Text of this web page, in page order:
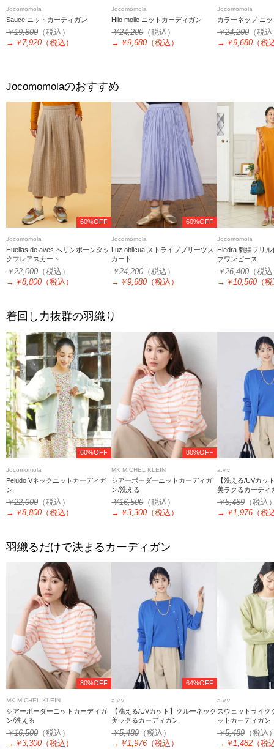
Jocomomola
Sauce ニットカーディガン
￥19,800 （税込）
→ ￥7,920 （税込）
Jocomomola
Hilo molle ニットカーディガン
￥24,200（税込）
→ ￥9,680 （税込）
Jocomomola
カラーネップ ニ
￥24,200（税
→ ￥9,680（税
Jocomomolaのおすすめ
60%OFF
Jocomomola
Huellas de aves へリンボーンタッ
クフレアスカート
￥22,000 （税込）
→ ￥8,800 （税込）
60%OFF
Jocomomola
Luz oblicua ストライププリーツス
カート
￥24,200（税込）
→ ￥9,680 （税込）
Jocomomola
Hiedra 刺繍フリ
ブワンピース
￥26,400（税
→ ￥10,560（
着回し力抜群の羽織り
60%OFF
Jocomomola
Peludo Vネックニットカーディガ
ン
￥22,000 （税込）
→ ￥8,800 （税込）
80%OFF
MK MICHEL KLEIN
シアーボーダーニットカーディガ
ン/洗える
￥16,500（税込）
→ ￥3,300 （税込）
a.v.v
【洗える/UVカッ
美ラクるカーディ
￥5,489（税込
→ ￥1,976（税
羽織るだけで決まるカーディガン
80%OFF
MK MICHEL KLEIN
シアーボーダーニットカーディガ
ン/洗える
￥16,500 （税込）
→ ￥3,300 （税込）
64%OFF
a.v.v
【洗える/UVカット】クルーネック
美ラクるカーディガン
￥5,489（税込）
→ ￥1,976 （税込）
a.v.v
スウェットライク
ットカーディガン
￥5,489（税込
→ ￥1,482（税